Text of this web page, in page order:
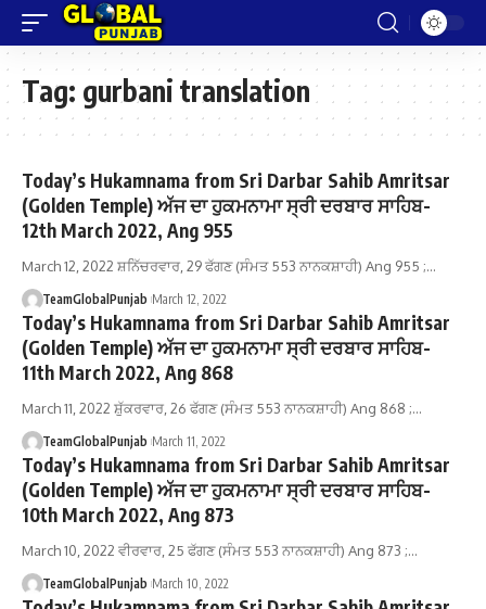
Tag: gurbani translation
Today’s Hukamnama from Sri Darbar Sahib Amritsar
(Golden Temple) ਅੱਜ ਦਾ ਹੁਕਮਨਾਮਾ ਸ੍ਰੀ ਦਰਬਾਰ ਸਾਹਿਬ-
12th March 2022, Ang 955
March 12, 2022 ਸ਼ਨਿੱਚਰਵਾਰ, 29 ਫੱਗਣ (ਸੰਮਤ 553 ਨਾਨਕਸ਼ਾਹੀ) Ang 955 ;…
TeamGlobalPunjab March 12, 2022
Today’s Hukamnama from Sri Darbar Sahib Amritsar
(Golden Temple) ਅੱਜ ਦਾ ਹੁਕਮਨਾਮਾ ਸ੍ਰੀ ਦਰਬਾਰ ਸਾਹਿਬ-
11th March 2022, Ang 868
March 11, 2022 ਸ਼ੁੱਕਰਵਾਰ, 26 ਫੱਗਣ (ਸੰਮਤ 553 ਨਾਨਕਸ਼ਾਹੀ) Ang 868 ;…
TeamGlobalPunjab March 11, 2022
Today’s Hukamnama from Sri Darbar Sahib Amritsar
(Golden Temple) ਅੱਜ ਦਾ ਹੁਕਮਨਾਮਾ ਸ੍ਰੀ ਦਰਬਾਰ ਸਾਹਿਬ-
10th March 2022, Ang 873
March 10, 2022 ਵੀਰਵਾਰ, 25 ਫੱਗਣ (ਸੰਮਤ 553 ਨਾਨਕਸ਼ਾਹੀ) Ang 873 ;…
TeamGlobalPunjab March 10, 2022